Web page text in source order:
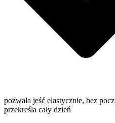
pozwala jeść elastycznie, bez
przekreśla cały dzień